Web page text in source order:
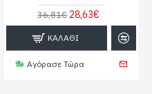
36,81€ 28,63€
ΚΑΛΆΘΙ
Αγόρασε Τώρα